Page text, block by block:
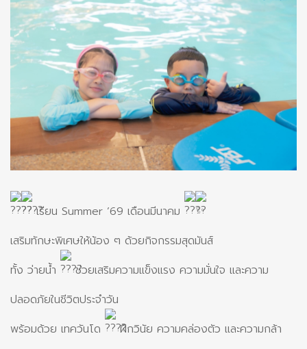
เรียน Summer ’69 เดือนมีนาคม
เสริมทักษะพิเศษให้น้อง ๆ ด้วยกิจกรรมสุดมันส์
ทั้ง ว่ายน้ำ
ช่วยเสริมความแข็งแรง ความมั่นใจ และความ
ปลอดภัยในชีวิตประจำวัน
พร้อมด้วย เทควันโด
ฝึกวินัย ความคล่องตัว และความกล้า